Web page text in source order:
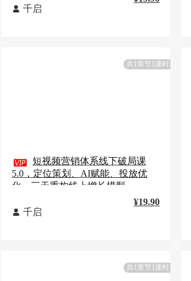
 千启
共1章节1课时
 短视频营销体系线下破局课
5.0，定位策划、AI赋能、投放优
化，三天重构线上增长模型
 千启
¥19.90
共1章节1课时